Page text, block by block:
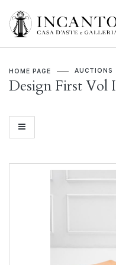
HOME PAGE AUCTIONS
Design First Vol I